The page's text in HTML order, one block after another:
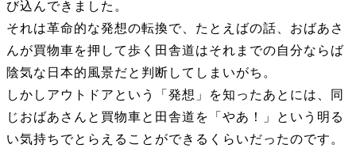
び込んできました。
それは革命的な発想の転換で、たとえばの話、おばあさ
んが買物車を押して歩く田舎道はそれまでの自分ならば
陰気な日本的風景だと判断してしまいがち。
しかしアウトドアという「発想」を知ったあとには、同
じおばあさんと買物車と田舎道を「やあ！」という明る
い気持ちでとらえることができるくらいだったのです。